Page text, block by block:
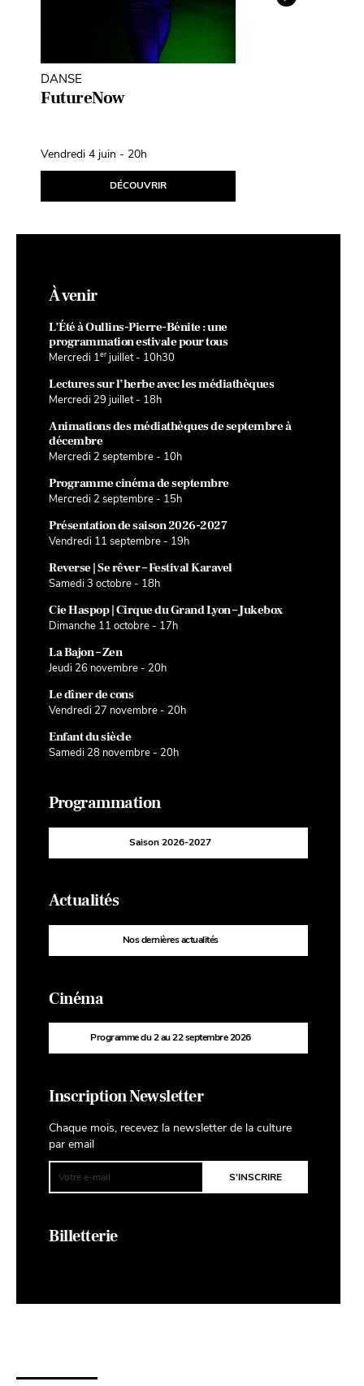
DANSE
FutureNow
Vendredi 4 juin - 20h
DÉCOUVRIR
À venir
L’Été à Oullins-Pierre-Bénite : une
programmation estivale pour tous
Mercredi 1er juillet - 10h30
Lectures sur l’herbe avec les médiathèques
Mercredi 29 juillet - 18h
Animations des médiathèques de septembre à
décembre
Mercredi 2 septembre - 10h
Programme cinéma de septembre
Mercredi 2 septembre - 15h
Présentation de saison 2026-2027
Vendredi 11 septembre - 19h
Reverse | Se rêver – Festival Karavel
Samedi 3 octobre - 18h
Cie Haspop | Cirque du Grand Lyon – Jukebox
Dimanche 11 octobre - 17h
La Bajon – Zen
Jeudi 26 novembre - 20h
Le dîner de cons
Vendredi 27 novembre - 20h
Enfant du siècle
Samedi 28 novembre - 20h
Programmation
Saison 2026-2027
Actualités
Nos dernières actualités
Cinéma
Programme du 2 au 22 septembre 2026
Inscription Newsletter
Chaque mois, recevez la newsletter de la culture
par email
Billetterie